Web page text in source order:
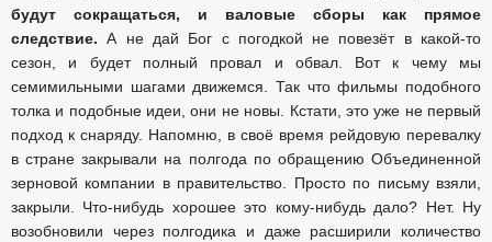
будут сокращаться, и валовые сборы как прямое
следствие. А не дай Бог с погодкой не повезёт в какой-то
сезон, и будет полный провал и обвал. Вот к чему мы
семимильными шагами движемся. Так что фильмы подобного
толка и подобные идеи, они не новы. Кстати, это уже не первый
подход к снаряду. Напомню, в своё время рейдовую перевалку
в стране закрывали на полгода по обращению Объединенной
зерновой компании в правительство. Просто по письму взяли,
закрыли. Что-нибудь хорошее это кому-нибудь дало? Нет. Ну
возобновили через полгодика и даже расширили количество